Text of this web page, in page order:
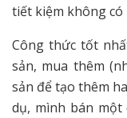
tiết kiệm không có
Công thức tốt
sản, mua thêm
sản để tạo thêm
dụ, mình bán